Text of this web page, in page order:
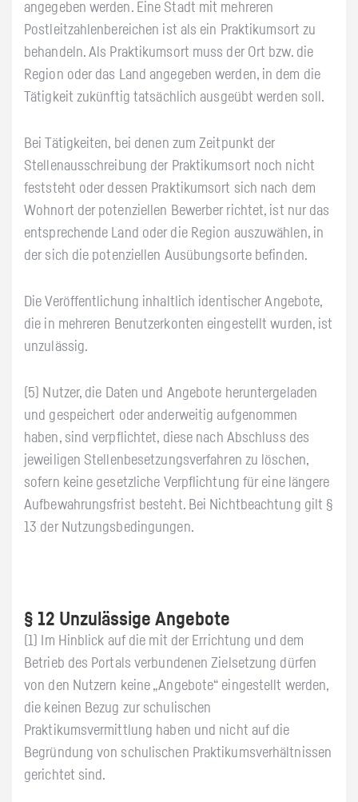
angegeben werden. Eine Stadt mit mehreren
Postleitzahlenbereichen ist als ein Praktikumsort zu
behandeln. Als Praktikumsort muss der Ort bzw. die
Region oder das Land angegeben werden, in dem die
Tätigkeit zukünftig tatsächlich ausgeübt werden soll.
Bei Tätigkeiten, bei denen zum Zeitpunkt der
Stellenausschreibung der Praktikumsort noch nicht
feststeht oder dessen Praktikumsort sich nach dem
Wohnort der potenziellen Bewerber richtet, ist nur das
entsprechende Land oder die Region auszuwählen, in
der sich die potenziellen Ausübungsorte befinden.
Die Veröffentlichung inhaltlich identischer Angebote,
die in mehreren Benutzerkonten eingestellt wurden, ist
unzulässig.
(5) Nutzer, die Daten und Angebote heruntergeladen
und gespeichert oder anderweitig aufgenommen
haben, sind verpflichtet, diese nach Abschluss des
jeweiligen Stellenbesetzungsverfahren zu löschen,
sofern keine gesetzliche Verpflichtung für eine längere
Aufbewahrungsfrist besteht. Bei Nichtbeachtung gilt §
13 der Nutzungsbedingungen.
§ 12 Unzulässige Angebote
(1) Im Hinblick auf die mit der Errichtung und dem
Betrieb des Portals verbundenen Zielsetzung dürfen
von den Nutzern keine „Angebote“ eingestellt werden,
die keinen Bezug zur schulischen
Praktikumsvermittlung haben und nicht auf die
Begründung von schulischen Praktikumsverhältnissen
gerichtet sind.